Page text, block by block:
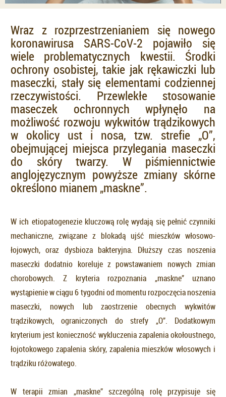
Wraz z rozprzestrzenianiem się nowego
koronawirusa SARS-CoV-2 pojawiło się
wiele problematycznych kwestii. Środki
ochrony osobistej, takie jak rękawiczki lub
maseczki, stały się elementami codziennej
rzeczywistości. Przewlekłe stosowanie
maseczek ochronnych wpłynęło na
możliwość rozwoju wykwitów trądzikowych
w okolicy ust i nosa, tzw. strefie „O”,
obejmującej miejsca przylegania maseczki
do skóry twarzy. W piśmiennictwie
anglojęzycznym powyższe zmiany skórne
określono mianem „maskne”.
W ich etiopatogenezie kluczową rolę wydają się pełnić czynniki
mechaniczne, związane z blokadą ujść mieszków włosowo-
łojowych, oraz dysbioza bakteryjna. Dłuższy czas noszenia
maseczki dodatnio koreluje z powstawaniem nowych zmian
chorobowych. Z kryteria rozpoznania „maskne” uznano
wystąpienie w ciągu 6 tygodni od momentu rozpoczęcia noszenia
maseczki, nowych lub zaostrzenie obecnych wykwitów
trądzikowych, ograniczonych do strefy „O”. Dodatkowym
kryterium jest konieczność wykluczenia zapalenia okołoustnego,
łojotokowego zapalenia skóry, zapalenia mieszków włosowych i
trądziku różowatego.
W terapii zmian „maskne” szczególną rolę przypisuje się